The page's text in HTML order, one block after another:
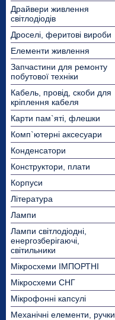
Драйвери живлення
світлодіодів
Дроселі, феритові вироби
Елементи живлення
Запчастини для ремонту
побутової техніки
Кабель, провід, скоби для
кріплення кабеля
Карти пам`яті, флешки
Комп`ютерні аксесуари
Конденсатори
Конструктори, плати
Корпуси
Література
Лампи
Лампи світлодіодні,
енергозберігаючі,
світильники
Мікросхеми ІМПОРТНІ
Мікросхеми СНГ
Мікрофонні капсулі
Механічні елементи, ручки